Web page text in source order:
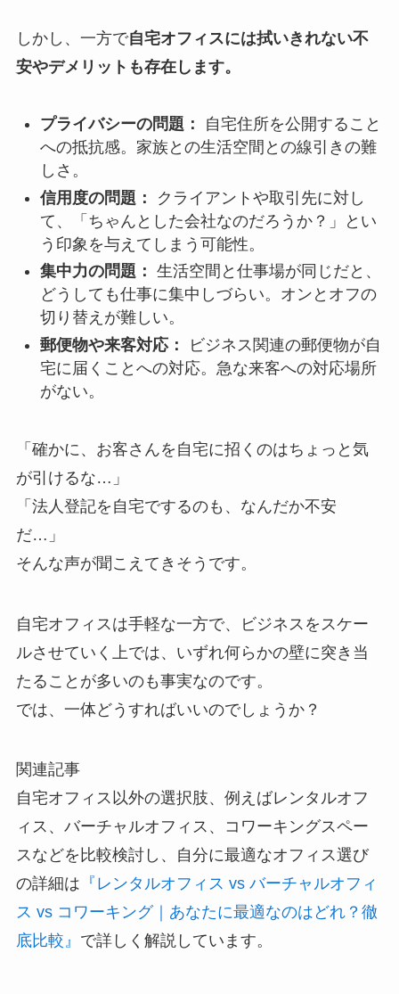
しかし、一方で自宅オフィスには拭いきれない不
安やデメリットも存在します。
プライバシーの問題：
自宅住所を公開すること
への抵抗感。家族との生活空間との線引きの難
しさ。
信用度の問題：
クライアントや取引先に対し
て、「ちゃんとした会社なのだろうか？」とい
う印象を与えてしまう可能性。
集中力の問題： 生活空間と仕事場が同じだと、
どうしても仕事に集中しづらい。オンとオフの
切り替えが難しい。
郵便物や来客対応：
ビジネス関連の郵便物が自
宅に届くことへの対応。急な来客への対応場所
がない。
「確かに、お客さんを自宅に招くのはちょっと気
が引けるな…」
「法人登記を自宅でするのも、なんだか不安
だ…」
そんな声が聞こえてきそうです。
自宅オフィスは手軽な一方で、ビジネスをスケー
ルさせていく上では、いずれ何らかの壁に突き当
たることが多いのも事実なのです。
では、一体どうすればいいのでしょうか？
関連記事
自宅オフィス以外の選択肢、例えばレンタルオフ
ィス、バーチャルオフィス、コワーキングスペー
スなどを比較検討し、自分に最適なオフィス選び
の詳細は 『レンタルオフィス vs バーチャルオフィ
ス vs コワーキング｜あなたに最適なのはどれ？徹
底比較』 で詳しく解説しています。